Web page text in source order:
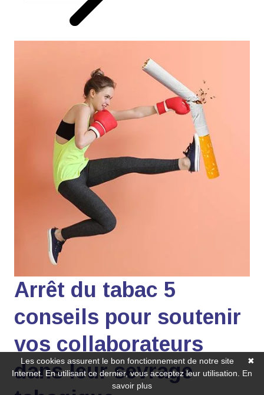
Arrêt du tabac 5
conseils pour soutenir
vos collaborateurs
dans leur sevrage
✖
Les cookies assurent le bon fonctionnement de notre site
Internet. En utilisant ce dernier, vous acceptez leur utilisation. En
savoir plus